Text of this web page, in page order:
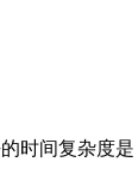
时间复杂度是